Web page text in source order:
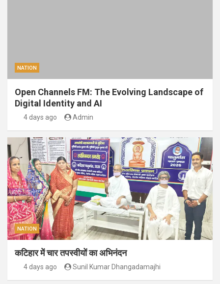
NATION
Open Channels FM: The Evolving Landscape of
Digital Identity and AI
4 days ago Admin
NATION
कटिहार में चार तपस्वीयों का अभिनंदन
4 days ago Sunil Kumar Dhangadamajhi